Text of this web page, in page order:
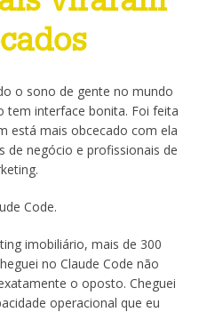
o sono de gente no mundo
tem interface bonita. Foi feita
está mais obcecado com ela
de negócio e profissionais de
Code.
imobiliário, mais de 300
no Claude Code não
o oposto. Cheguei
operacional que eu